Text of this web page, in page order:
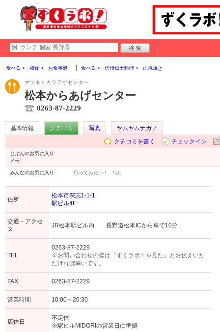
食べる 和食 お食事処 食べる 信州郷土料理 山賊焼き
マツモトカラアゲセンター
松本からあげセンター
0263-87-2229
基本情報 クチコミ 写真
ヤムヤムナガノ
クチコミを書く
チェックイン
じぶんのお気に入り:
メモ:
みんなのお気に入り: 行ってみたい！… 5人
住所
松本市深志1-1-1
駅ビル4F
交通・アクセ
ス
JR松本駅ビル内 長野道松本ICから車で10分
TEL
0263-87-2229
※お問い合わせの際は「ずくラボ！を見た」とお伝えいた
だければ幸いです。
FAX 0263-87-2229
営業時間 10:00～20:30
店休日
不定休
※駅ビルMIDORIの営業日に準拠